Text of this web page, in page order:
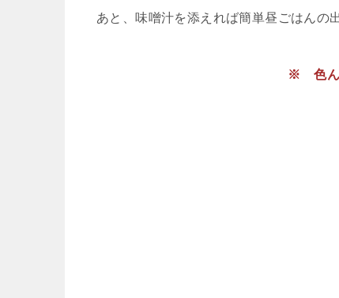
あと、味噌汁を添えれば簡単昼ごはんの
※ 色ん